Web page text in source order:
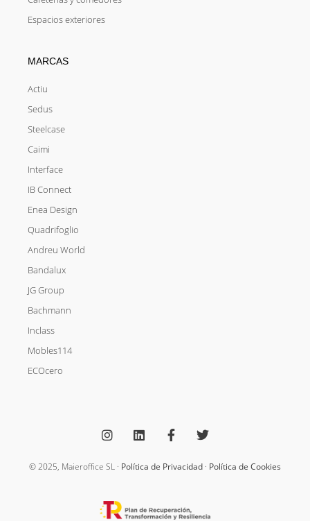
Espacios exteriores
MARCAS
Actiu
Sedus
Steelcase
Caimi
Interface
IB Connect
Enea Design
Quadrifoglio
Andreu World
Bandalux
JG Group
Bachmann
Inclass
Mobles114
ECOcero
s
t
g
m
n
k
d
c
e
o
-
f
i
t
e
© 2025, Maieroffice SL · Política de Privacidad · Política de Cookies